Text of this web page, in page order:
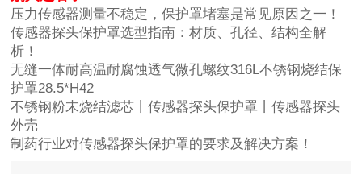
压力传感器测量不稳定，保护罩堵塞是常见原因之一！
传感器探头保护罩选型指南：材质、孔径、结构全解
析！
无缝一体耐高温耐腐蚀透气微孔螺纹316L不锈钢烧结保
护罩28.5*H42
不锈钢粉末烧结滤芯丨传感器探头保护罩丨传感器探头
外壳
制药行业对传感器探头保护罩的要求及解决方案！